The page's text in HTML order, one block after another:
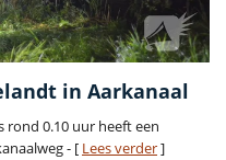
in Aarkanaal
rond 0.10 uur heeft een
- [ Lees verder]